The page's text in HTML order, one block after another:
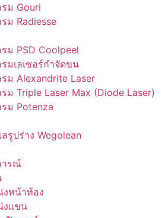
ม Gouri
ม Radiesse
ม PSD Coolpeel
มเลเซอร์กำจัดขน
ม Alexandrite Laser
ม Triple Laser Max (Diode Laser)
ม Potenza
รูปร่าง Wegolean
ารณ์
งหน้าท้อง
งแขน